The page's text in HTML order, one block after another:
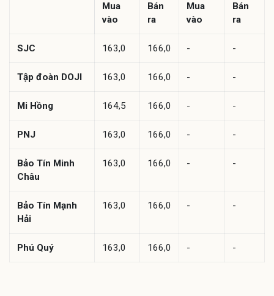
Mua
vào
Bán
ra
Mua
vào
Bán
ra
SJC 163,0 166,0 - -
Tập đoàn DOJI 163,0 166,0 - -
Mi Hồng 164,5 166,0 - -
PNJ 163,0 166,0 - -
Bảo Tín Minh
Châu
163,0 166,0 - -
Bảo Tín Mạnh
Hải
163,0 166,0 - -
Phú Quý 163,0 166,0 - -